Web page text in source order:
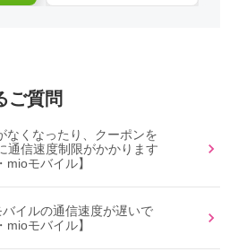
ご質問
なくなったり、クーポンを
通信速度制限がかかります
モバイル】
イルの通信速度が遅いで
モバイル】